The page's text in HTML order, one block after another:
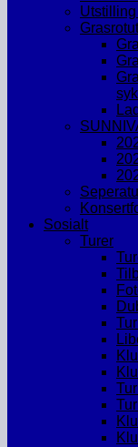
Sosialt
Turer